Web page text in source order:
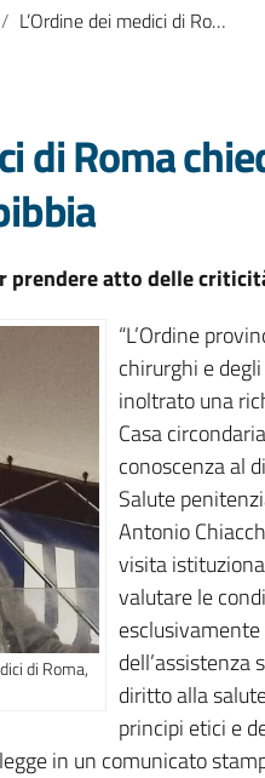
L’Ordine dei medici di Roma chiede un incontro con i vertici di Rebibbia
di Roma
prendere atto delle
di Roma,
“L’Ordine
chirurghi e
inoltrato una
Casa
conoscenza al
Salute
Antonio
visita
valutare le
dell’assistenza
diritto alla
principi etici e
in un comunicato